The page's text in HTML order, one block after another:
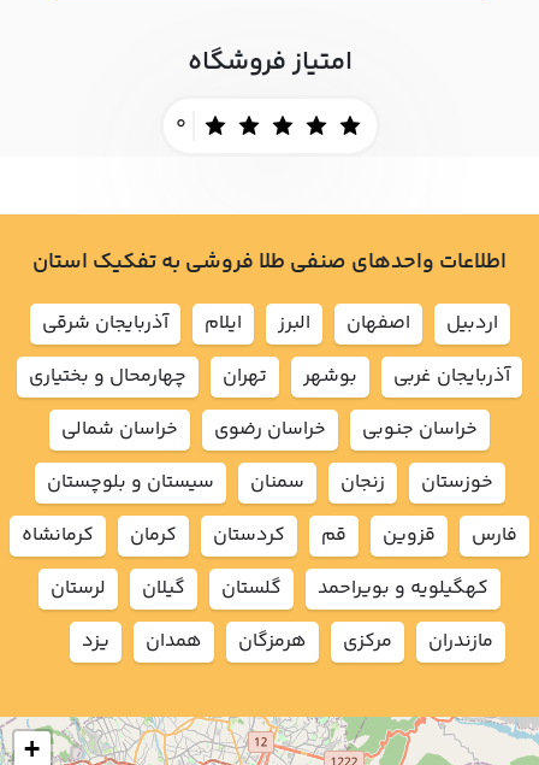
امتیاز فروشگاه
0
+
اطلاعات واحدهای صنفی طلا فروشی به تفکیک استان
اردبيل اصفهان البرز ايلام
آذربايجان شرقي
آذربايجان غربي
بوشهر تهران
چهارمحال و بختياري
خراسان جنوبي
خراسان رضوي
خراسان شمالي
خوزستان
زنجان سمنان
سيستان و بلوچستان
فارس
قزوين قم كردستان كرمان
كرمانشاه
كهگيلويه و بويراحمد
گلستان گيلان
لرستان
مازندران
مركزي هرمزگان همدان يزد